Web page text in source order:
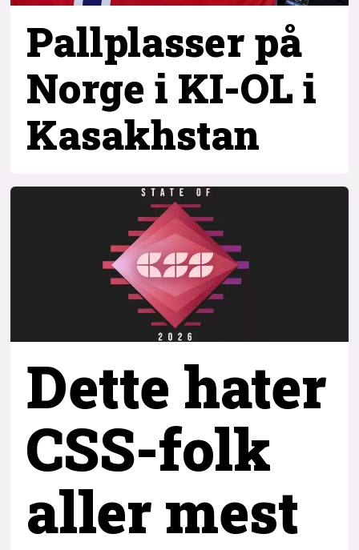
Pallplasser på
Norge i KI-OL i
Kasakhstan
Dette hater
CSS-folk
aller mest